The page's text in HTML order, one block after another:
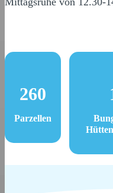
260
Parzellen